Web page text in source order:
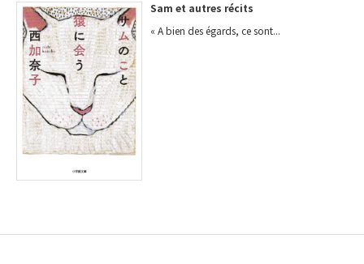
Sam et autres récits
« A bien des égards, ce sont...